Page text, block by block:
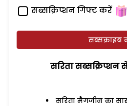
सब्सक्रिप्शन गिफ्ट करें
सब्सक्राइब
सरिता सब्सक्रिप्शन
सरिता मैगजीन का